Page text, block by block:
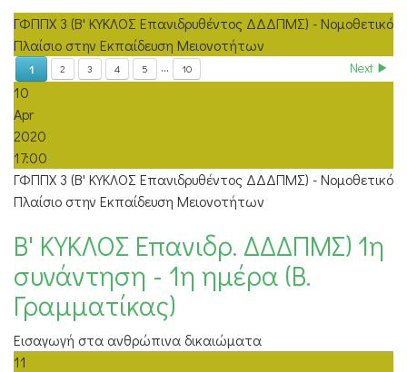
ΓΦΠΠΧ 3 (Β' ΚΥΚΛΟΣ Επανιδρυθέντος ΔΔΔΠΜΣ) - Νομοθετικό
Πλαίσιο στην Εκπαίδευση Μειονοτήτων
1 2 3 4 5 ... 10 Next
10
Apr
2020
17:00
ΓΦΠΠΧ 3 (Β' ΚΥΚΛΟΣ Επανιδρυθέντος ΔΔΔΠΜΣ) - Νομοθετικό
Πλαίσιο στην Εκπαίδευση Μειονοτήτων
Β' ΚΥΚΛΟΣ Επανιδρ. ΔΔΔΠΜΣ) 1η
συνάντηση - 1η ημέρα (Β.
Γραμματίκας)
Εισαγωγή στα ανθρώπινα δικαιώματα
11